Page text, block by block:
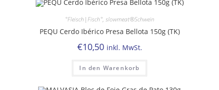
°Fleisch|Fisch°, slowmeat®Schwein
PEQU Cerdo Ibérico Presa Bellota 150g (TK)
€10,50 inkl. MwSt.
In den Warenkorb